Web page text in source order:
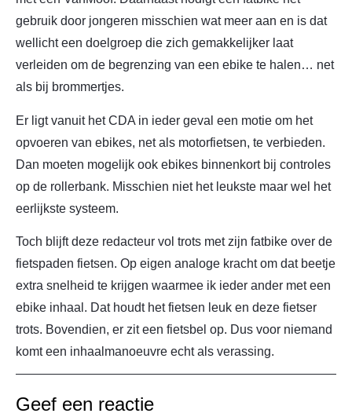
gebruik door jongeren misschien wat meer aan en is dat
wellicht een doelgroep die zich gemakkelijker laat
verleiden om de begrenzing van een ebike te halen… net
als bij brommertjes.
Er ligt vanuit het CDA in ieder geval een motie om het
opvoeren van ebikes, net als motorfietsen, te verbieden.
Dan moeten mogelijk ook ebikes binnenkort bij controles
op de rollerbank. Misschien niet het leukste maar wel het
eerlijkste systeem.
Toch blijft deze redacteur vol trots met zijn fatbike over de
fietspaden fietsen. Op eigen analoge kracht om dat beetje
extra snelheid te krijgen waarmee ik ieder ander met een
ebike inhaal. Dat houdt het fietsen leuk en deze fietser
trots. Bovendien, er zit een fietsbel op. Dus voor niemand
komt een inhaalmanoeuvre echt als verassing.
Geef een reactie